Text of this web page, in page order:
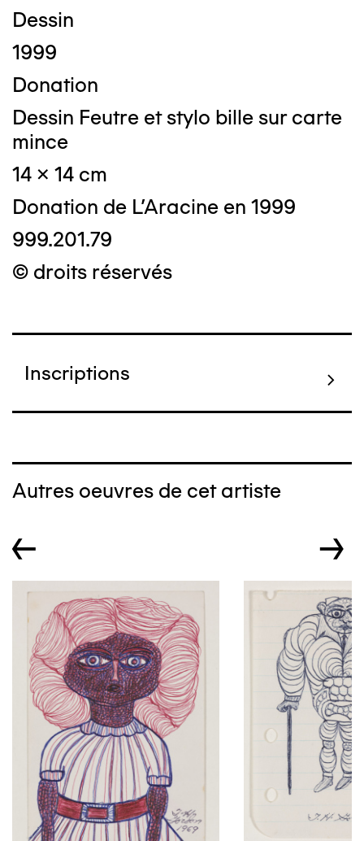
Dessin
1999
Donation
Dessin Feutre et stylo bille sur carte
mince
14 x 14 cm
Donation de L'Aracine en 1999
999.201.79
© droits réservés
Inscriptions
Autres oeuvres de cet artiste
← →